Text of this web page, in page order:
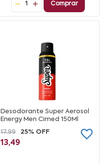
1 Comprar
Desodorante Super Aerosol
Energy Men Cimed 150Ml
17,99
25% OFF
13,49